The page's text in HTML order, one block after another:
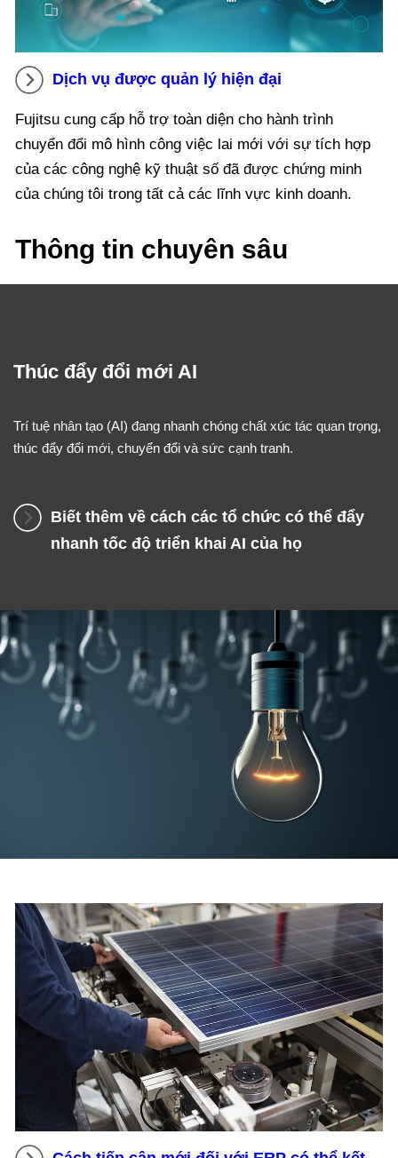
Dịch vụ được quản lý hiện đại
Fujitsu cung cấp hỗ trợ toàn diện cho hành trình
chuyển đổi mô hình công việc lai mới với sự tích hợp
của các công nghệ kỹ thuật số đã được chứng minh
của chúng tôi trong tất cả các lĩnh vực kinh doanh.
Thông tin chuyên sâu
Thúc đẩy đổi mới AI
Trí tuệ nhân tạo (AI) đang nhanh chóng chất xúc tác quan trọng,
thúc đẩy đổi mới, chuyển đổi và sức cạnh tranh.
Biết thêm về cách các tổ chức có thể đẩy
nhanh tốc độ triển khai AI của họ